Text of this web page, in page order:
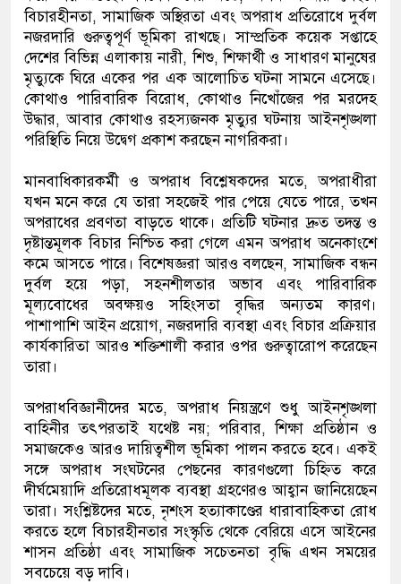
বিচারহীনতা, সামাজিক অস্থিরতা এবং অপরাধ প্রতিরোধে দুর্বল
নজরদারি গুরুত্বপূর্ণ ভূমিকা রাখছে। সাম্প্রতিক কয়েক সপ্তাহে
দেশের বিভিন্ন এলাকায় নারী, শিশু, শিক্ষার্থী ও সাধারণ মানুষের
মৃত্যুকে ঘিরে একের পর এক আলোচিত ঘটনা সামনে এসেছে।
কোথাও পারিবারিক বিরোধ, কোথাও নিখোঁজের পর মরদেহ
উদ্ধার, আবার কোথাও রহস্যজনক মৃত্যুর ঘটনায় আইনশৃঙ্খলা
পরিস্থিতি নিয়ে উদ্বেগ প্রকাশ করছেন নাগরিকরা।
মানবাধিকারকর্মী ও অপরাধ বিশ্লেষকদের মতে, অপরাধীরা
যখন মনে করে যে তারা সহজেই পার পেয়ে যেতে পারে, তখন
অপরাধের প্রবণতা বাড়তে থাকে। প্রতিটি ঘটনার দ্রুত তদন্ত ও
দৃষ্টান্তমূলক বিচার নিশ্চিত করা গেলে এমন অপরাধ অনেকাংশে
কমে আসতে পারে। বিশেষজ্ঞরা আরও বলছেন, সামাজিক বন্ধন
দুর্বল হয়ে পড়া, সহনশীলতার অভাব এবং পারিবারিক
মূল্যবোধের অবক্ষয়ও সহিংসতা বৃদ্ধির অন্যতম কারণ।
পাশাপাশি আইন প্রয়োগ, নজরদারি ব্যবস্থা এবং বিচার প্রক্রিয়ার
কার্যকারিতা আরও শক্তিশালী করার ওপর গুরুত্বারোপ করেছেন
তারা।
অপরাধবিজ্ঞানীদের মতে, অপরাধ নিয়ন্ত্রণে শুধু আইনশৃঙ্খলা
বাহিনীর তৎপরতাই যথেষ্ট নয়; পরিবার, শিক্ষা প্রতিষ্ঠান ও
সমাজকেও আরও দায়িত্বশীল ভূমিকা পালন করতে হবে। একই
সঙ্গে অপরাধ সংঘটনের পেছনের কারণগুলো চিহ্নিত করে
দীর্ঘমেয়াদি প্রতিরোধমূলক ব্যবস্থা গ্রহণেরও আহ্বান জানিয়েছেন
তারা। সংশ্লিষ্টদের মতে, নৃশংস হত্যাকাণ্ডের ধারাবাহিকতা রোধ
করতে হলে বিচারহীনতার সংস্কৃতি থেকে বেরিয়ে এসে আইনের
শাসন প্রতিষ্ঠা এবং সামাজিক সচেতনতা বৃদ্ধি এখন সময়ের
সবচেয়ে বড় দাবি।